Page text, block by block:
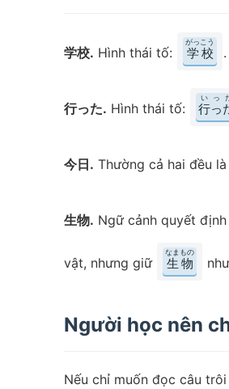
学校. Hình thái tố: 学校
がっこう
行った. Hình thái tố: 行っ
いっ
今日. Thường cả hai đều là
生物. Ngữ cảnh quyết định
vật, nhưng giữ 生物
なまもの
Người học nên
Nếu chỉ muốn đọc câu